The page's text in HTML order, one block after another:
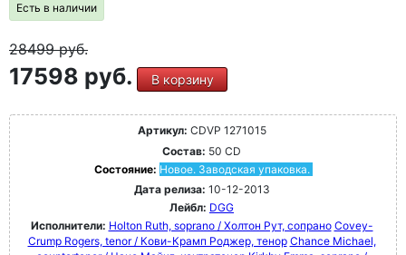
Есть в наличии
28499руб.
17598 руб. В корзину
Артикул: CDVP 1271015
Состав: 50 CD
Состояние: Новое. Заводская упаковка.
Дата релиза: 10-12-2013
Лейбл: DGG
Исполнители: Holton Ruth, soprano / Холтон Рут, сопрано Covey-
Crump Rogers, tenor / Кови-Крамп Роджер, тенор Chance Michael,